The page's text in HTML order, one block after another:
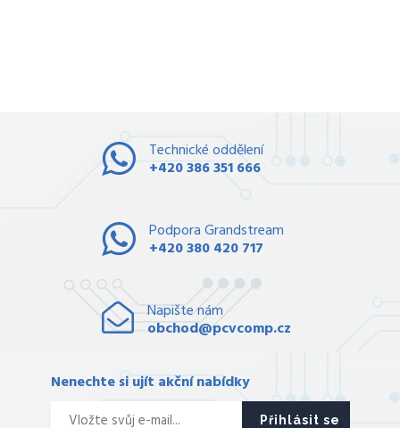
Technické oddělení
+420 386 351 666
Podpora Grandstream
+420 380 420 717
Napište nám
obchod@pcvcomp.cz
Nenechte si ujít akční nabídky
Přihlásit se